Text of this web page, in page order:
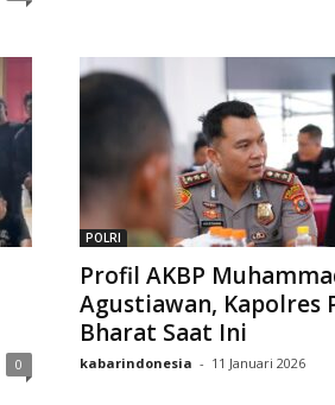
0
POLRI
Profil AKBP
Agustiawan, Kapolres
Bharat Saat Ini
kabarindonesia - 11 Januari 2026